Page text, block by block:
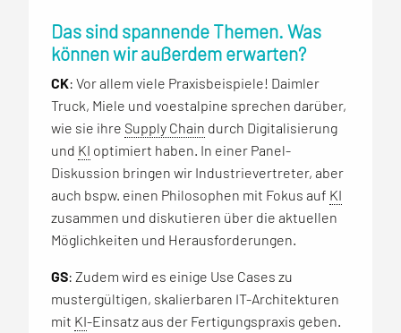
Das sind spannende Themen. Was
können wir außerdem erwarten?
CK: Vor allem viele Praxisbeispiele! Daimler
Truck, Miele und voestalpine sprechen darüber,
wie sie ihre Supply Chain durch Digitalisierung
und KI optimiert haben. In einer Panel-
Diskussion bringen wir Industrievertreter, aber
auch bspw. einen Philosophen mit Fokus auf KI
zusammen und diskutieren über die aktuellen
Möglichkeiten und Herausforderungen.
GS: Zudem wird es einige Use Cases zu
mustergültigen, skalierbaren IT-Architekturen
mit KI-Einsatz aus der Fertigungspraxis geben.